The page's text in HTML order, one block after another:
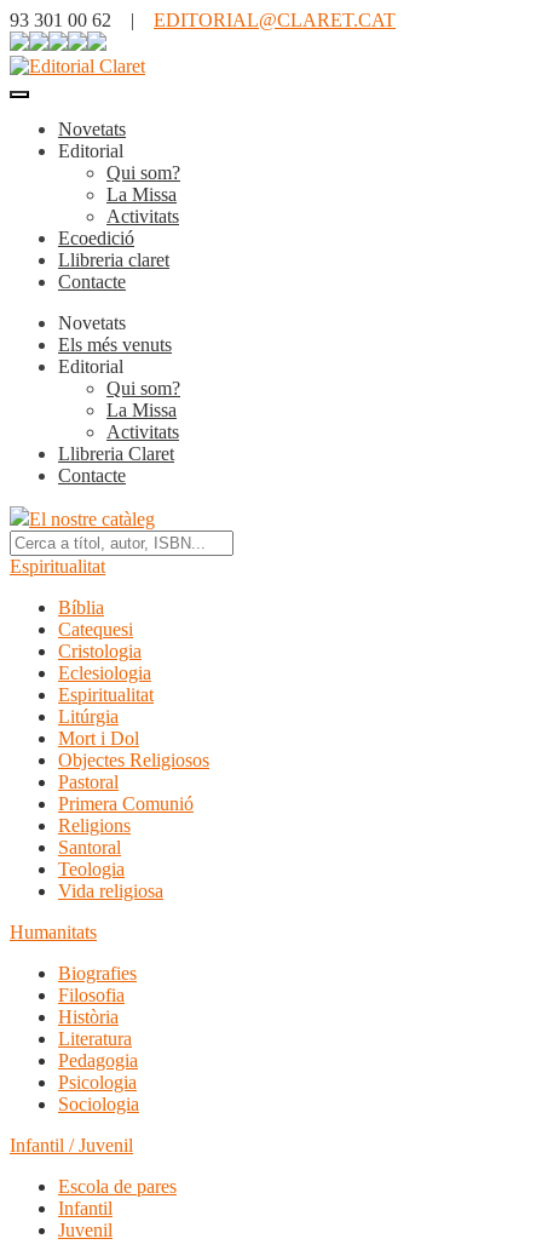
93 301 00 62 | EDITORIAL@CLARET.CAT
Novetats
Editorial
Qui som?
La Missa
Activitats
Ecoedició
Llibreria claret
Contacte
Novetats
Els més venuts
Editorial
Qui som?
La Missa
Activitats
Llibreria Claret
Contacte
El nostre catàleg
Espiritualitat
Bíblia
Catequesi
Cristologia
Eclesiologia
Espiritualitat
Litúrgia
Mort i Dol
Objectes Religiosos
Pastoral
Primera Comunió
Religions
Santoral
Teologia
Vida religiosa
Humanitats
Biografies
Filosofia
Història
Literatura
Pedagogia
Psicologia
Sociologia
Infantil / Juvenil
Escola de pares
Infantil
Juvenil